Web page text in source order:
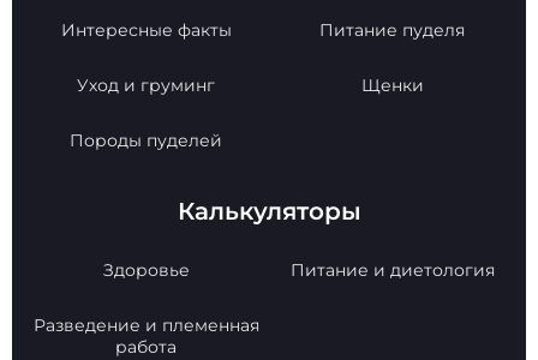
Интересные факты Питание пуделя
Уход и груминг Щенки
Породы пуделей
Калькуляторы
Здоровье Питание и диетология
Разведение и племенная
работа